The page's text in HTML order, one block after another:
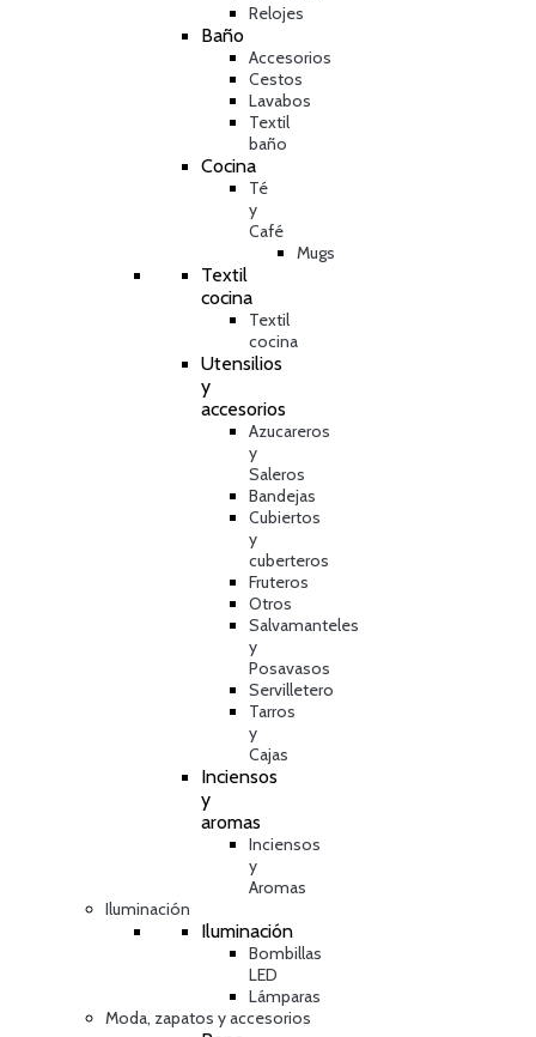
Relojes
Baño
Accesorios
Cestos
Lavabos
Textil
baño
Cocina
Té
y
Café
Mugs
Textil
cocina
Textil
cocina
Utensilios
y
accesorios
Azucareros
y
Saleros
Bandejas
Cubiertos
y
cuberteros
Fruteros
Otros
Salvamanteles
y
Posavasos
Servilletero
Tarros
y
Cajas
Inciensos
y
aromas
Inciensos
y
Aromas
Iluminación
Iluminación
Bombillas
LED
Lámparas
Moda, zapatos y accesorios